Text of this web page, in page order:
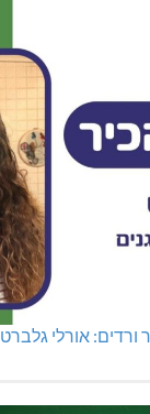
ורדים: אורלי גלברט